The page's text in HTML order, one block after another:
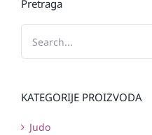
Pretraga
KATEGORIJE PROIZVODA
Judo